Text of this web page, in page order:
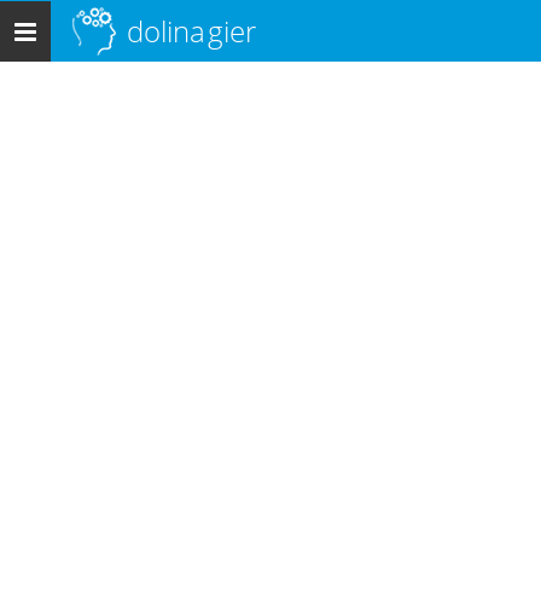
Menu
główne
dolinagier